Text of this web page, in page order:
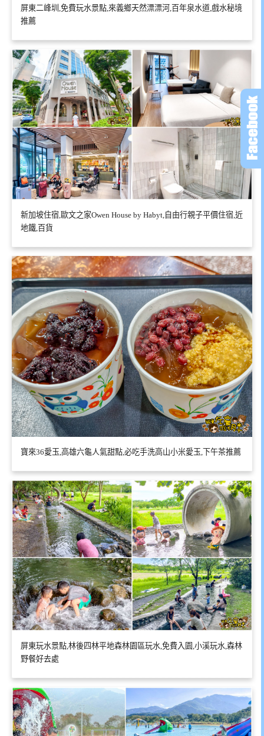
屏東二峰圳,免費玩水景點,來義鄉天然漂漂河,百年泉水道,戲水秘境
推薦
新加坡住宿,歐文之家Owen House by Habyt,自由行親子平價住宿,近
地鐵,百貨
寶來36愛玉,高雄六龜人氣甜點,必吃手洗高山小米愛玉,下午茶推薦
屏東玩水景點,林後四林平地森林園區玩水,免費入園,小溪玩水,森林
野餐好去處